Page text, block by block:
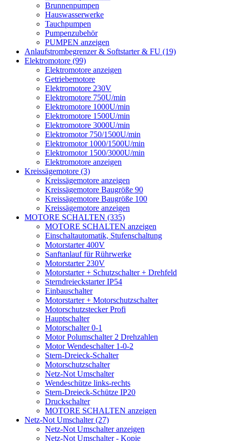
Brunnenpumpen
Hauswasserwerke
Tauchpumpen
Pumpenzubehör
PUMPEN anzeigen
Anlaufstrombegrenzer & Softstarter & FU (19)
Elektromotore (99)
Elektromotore anzeigen
Getriebemotore
Elektromotore 230V
Elektromotore 750U/min
Elektromotore 1000U/min
Elektromotore 1500U/min
Elektromotore 3000U/min
Elektromotor 750/1500U/min
Elektromotor 1000/1500U/min
Elektromotor 1500/3000U/min
Elektromotore anzeigen
Kreissägemotore (3)
Kreissägemotore anzeigen
Kreissägemotore Baugröße 90
Kreissägemotore Baugröße 100
Kreissägemotore anzeigen
MOTORE SCHALTEN (335)
MOTORE SCHALTEN anzeigen
Einschaltautomatik, Stufenschaltung
Motorstarter 400V
Sanftanlauf für Rührwerke
Motorstarter 230V
Motorstarter + Schutzschalter + Drehfeld
Sterndreieckstarter IP54
Einbauschalter
Motorstarter + Motorschutzschalter
Motorschutzstecker Profi
Hauptschalter
Motorschalter 0-1
Motor Polumschalter 2 Drehzahlen
Motor Wendeschalter 1-0-2
Stern-Dreieck-Schalter
Motorschutzschalter
Netz-Not Umschalter
Wendeschütze links-rechts
Stern-Dreieck-Schütze IP20
Druckschalter
MOTORE SCHALTEN anzeigen
Netz-Not Umschalter (27)
Netz-Not Umschalter anzeigen
Netz-Not Umschalter - Kopie